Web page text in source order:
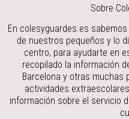
Sobre
En colesyguardes.es
de nuestros pequeños y lo
centro, para ayudarte en
recopilado la información
Barcelona y otras muchas
actividades
información sobre el servicio